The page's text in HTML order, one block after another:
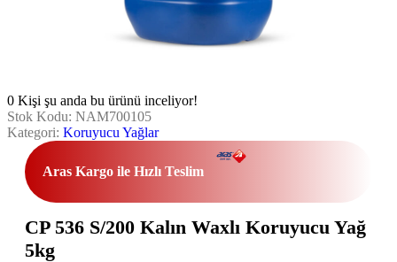
0 Kişi şu anda bu ürünü inceliyor!
Stok Kodu: NAM700105
Kategori: Koruyucu Yağlar
Aras Kargo ile Hızlı Teslim
CP 536 S/200 Kalın Waxlı Koruyucu Yağ
5kg